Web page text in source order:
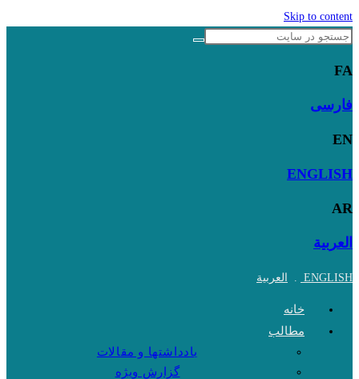
Skip to content
FA
فارسی
EN
ENGLISH
AR
العربية
ENGLISH
. العربية
خانه
مطالب
یادداشتها و مقالات
گزارش ویژه